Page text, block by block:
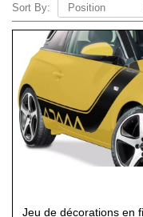
Sort By:
Jeu de décorations en